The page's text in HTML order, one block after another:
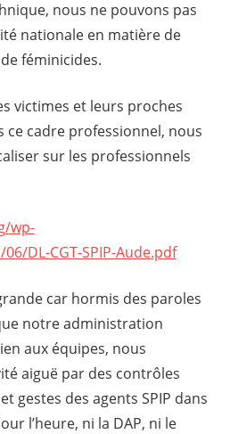
nous ne pouvons pas
nationale en matière de
féminicides.
victimes et leurs proches
ce cadre professionnel, nous
sur les professionnels
wp-
DL-CGT-SPIP-Aude.pdf
car hormis des paroles
notre administration
aux équipes, nous
aiguë par des contrôles
gestes des agents SPIP dans
l’heure, ni la DAP, ni le